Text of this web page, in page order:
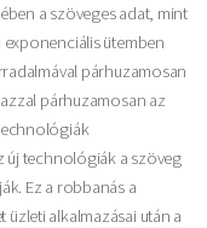
a szöveges adat, mint
ütemben
párhuzamosan
párhuzamosan az
új technológiák a szöveg
Ez a robbanás a
alkalmazásai után a